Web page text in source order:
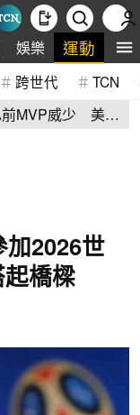
娛樂 運動 全
跨世代 TCN
前MVP威少 美
2026世
橋樑